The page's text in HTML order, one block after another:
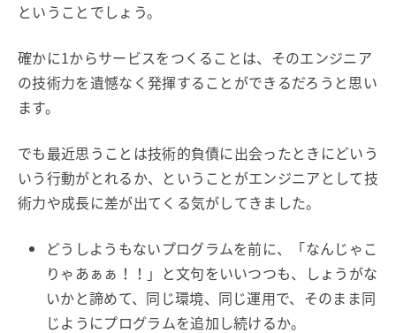
ということでしょう。
確かに1からサービスをつくることは、そのエンジニア
の技術力を遺憾なく発揮することができるだろうと思い
ます。
でも最近思うことは技術的負債に出会ったときにどいう
いう行動がとれるか、ということがエンジニアとして技
術力や成長に差が出てくる気がしてきました。
どうしようもないプログラムを前に、「なんじゃこ
りゃあぁぁ！！」と文句をいいつつも、しょうがな
いかと諦めて、同じ環境、同じ運用で、そのまま同
じようにプログラムを追加し続けるか。